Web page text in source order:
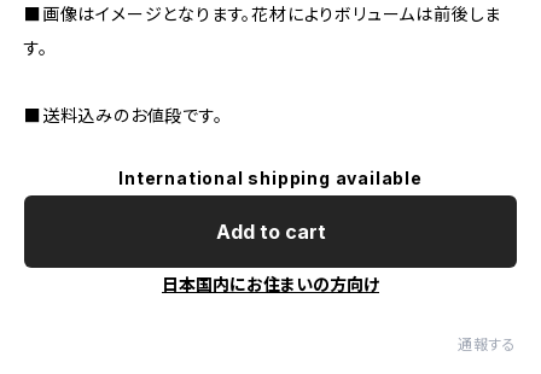
■画像はイメージとなります。花材によりボリュームは前後しま
す。
■送料込みのお値段です。
International shipping available
Add to cart
日本国内にお住まいの方向け
通報する